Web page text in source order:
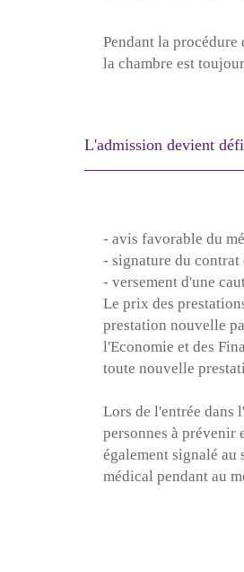
Pendant la
la chambre est
L'admission devient
- avis favorable du
- signature du contrat
- versement d'une
Le prix des
prestation nouvelle
l'Economie et des
toute nouvelle
Lors de l'entrée dans
personnes à prévenir
également signalé
médical pendant au